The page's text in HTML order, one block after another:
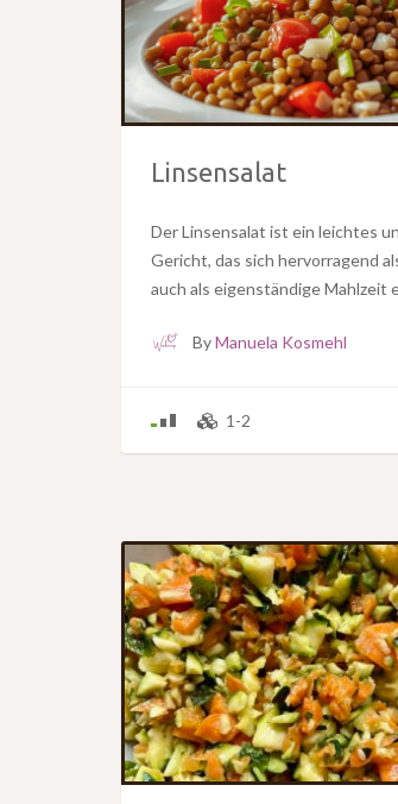
Linsensalat
Der Linsensalat ist ein leichtes
Gericht, das sich hervorragend
auch als eigenständige Mahlzeit
ByManuela Kosmehl
1-2